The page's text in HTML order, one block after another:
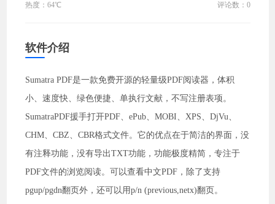
热度：64℃
评论数：0
软件介绍
Sumatra PDF是一款免费开源的轻量级PDF阅读器，体积
小、速度快、绿色便捷、单执行文献，不写注册表项。
SumatraPDF援手打开PDF、ePub、MOBI、XPS、DjVu、
CHM、CBZ、CBR格式文件。它的优点在于简洁的界面，没
有注释功能，没有导出TXT功能，功能极度精简，专注于
PDF文件的浏览阅读。可以查看中文PDF，除了支持
pgup/pgdn翻页外，还可以用p/n (previous,netx)翻页。